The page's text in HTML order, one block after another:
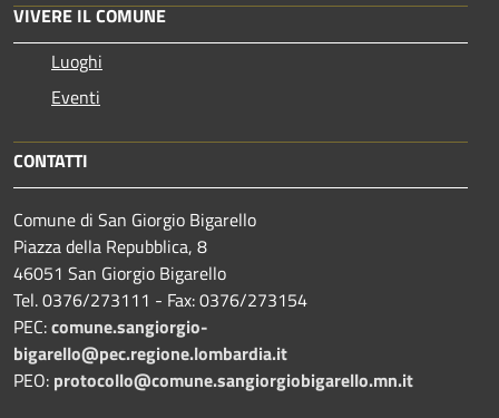
VIVERE IL COMUNE
Luoghi
Eventi
CONTATTI
Comune di San Giorgio Bigarello
Piazza della Repubblica, 8
46051 San Giorgio Bigarello
Tel. 0376/273111 - Fax: 0376/273154
PEC:comune.sangiorgio-
bigarello@pec.regione.lombardia.it
PEO: protocollo@comune.sangiorgiobigarello.mn.it